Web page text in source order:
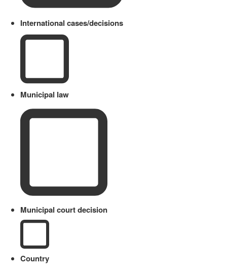
International cases/decisions
Municipal law
Municipal court decision
Country